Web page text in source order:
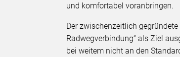
und komfortabel voranbringen.
Der zwischenzeitlich
Radwegverbindung“ als Ziel
bei weitem nicht an den